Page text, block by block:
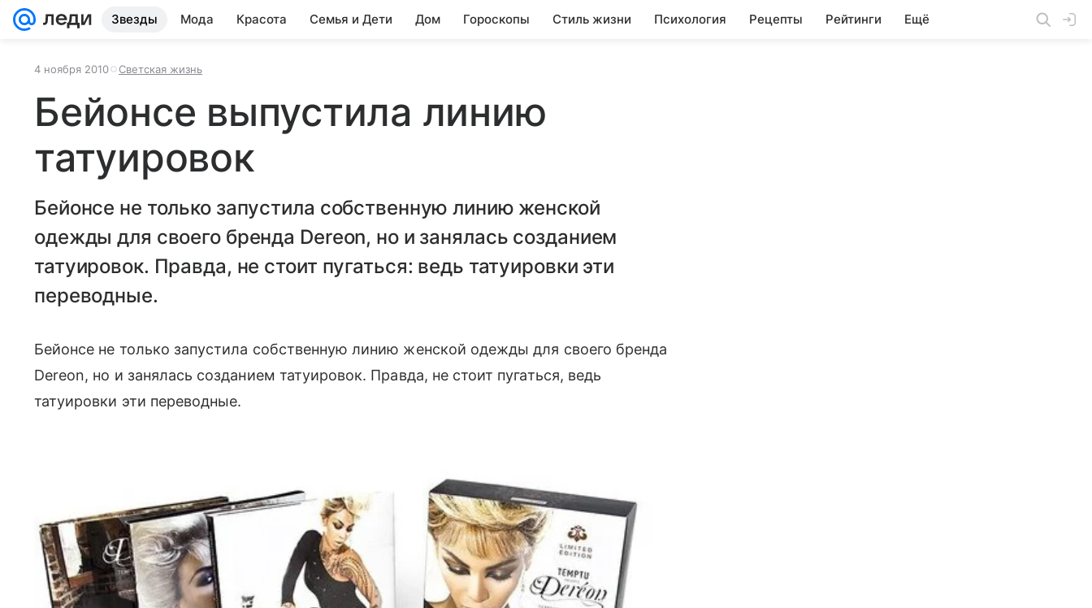
Звезды Мода Красота Семья и Дети Дом Гороскопы Стиль жизни Психология Рецепты Рейтинги Ещё
4 ноября 2010 Светская жизнь
Бейонсе выпустила линию
татуировок
Бейонсе не только запустила собственную линию женской
одежды для своего бренда Dereon, но и занялась созданием
татуировок. Правда, не стоит пугаться: ведь татуировки эти
переводные.
Бейонсе не только запустила собственную линию женской одежды для своего бренда
Dereon, но и занялась созданием татуировок. Правда, не стоит пугаться, ведь
татуировки эти переводные.